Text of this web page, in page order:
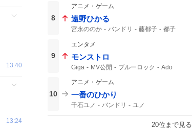
13:40
13:24
8
アニメ・ゲーム
遠野ひかる
宮永ののか バンドリ 藤都子 都子
9
エンタメ
モンストロ
Giga MV公開 ブルーロック
Ado
10
アニメ・ゲーム
一番のひかり
千石ユノ バンドリ ユノ
20位まで見る